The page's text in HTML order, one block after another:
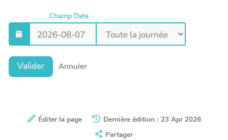
Champ Date
Valider Annuler
Éditer la page
Dernière édition : 23 Apr 2026
Partager